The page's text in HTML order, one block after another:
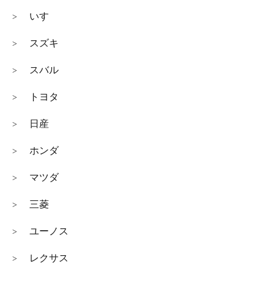
> いすゞ
> スズキ
> スバル
> トヨタ
> 日産
> ホンダ
> マツダ
> 三菱
> ユーノス
> レクサス